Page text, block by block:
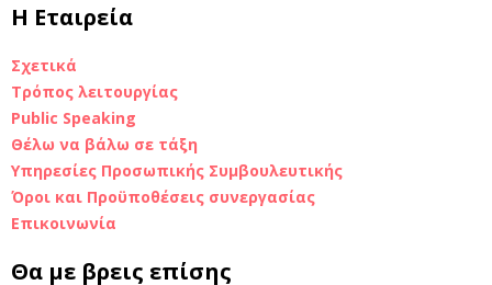
H Εταιρεία
Σχετικά
Τρόπος λειτουργίας
Public Speaking
Θέλω να βάλω σε τάξη
Υπηρεσίες Προσωπικής Συμβουλευτικής
Όροι και Προϋποθέσεις συνεργασίας
Επικοινωνία
Θα με βρεις επίσης